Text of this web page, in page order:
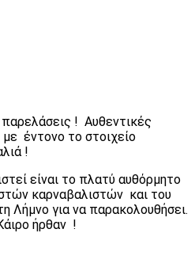
! Αυθεντικές
έντονο το στοιχείο
!
είναι το πλατύ αυθόρμητο
καρναβαλιστών και του
Λήμνο για να παρακολουθήσει.
ήρθαν !